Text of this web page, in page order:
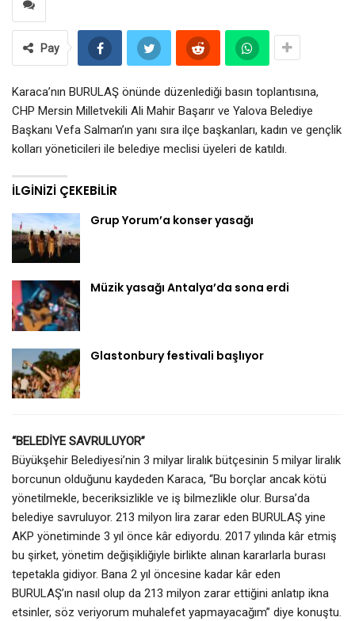
Pay
Karaca’nın BURULAŞ önünde düzenlediği basın toplantısına,
CHP Mersin Milletvekili Ali Mahir Başarır ve Yalova Belediye
Başkanı Vefa Salman’ın yanı sıra ilçe başkanları, kadın ve gençlik
kolları yöneticileri ile belediye meclisi üyeleri de katıldı.
İLGINIZI ÇEKEBILIR
Grup Yorum’a konser yasağı
Müzik yasağı Antalya’da sona erdi
Glastonbury festivali başlıyor
“BELEDİYE SAVRULUYOR”
Büyükşehir Belediyesi’nin 3 milyar liralık bütçesinin 5 milyar liralık
borcunun olduğunu kaydeden Karaca, “Bu borçlar ancak kötü
yönetilmekle, beceriksizlikle ve iş bilmezlikle olur. Bursa’da
belediye savruluyor. 213 milyon lira zarar eden BURULAŞ yine
AKP yönetiminde 3 yıl önce kâr ediyordu. 2017 yılında kâr etmiş
bu şirket, yönetim değişikliğiyle birlikte alınan kararlarla burası
tepetakla gidiyor. Bana 2 yıl öncesine kadar kâr eden
BURULAŞ’ın nasıl olup da 213 milyon zarar ettiğini anlatıp ikna
etsinler, söz veriyorum muhalefet yapmayacağım” diye konuştu.